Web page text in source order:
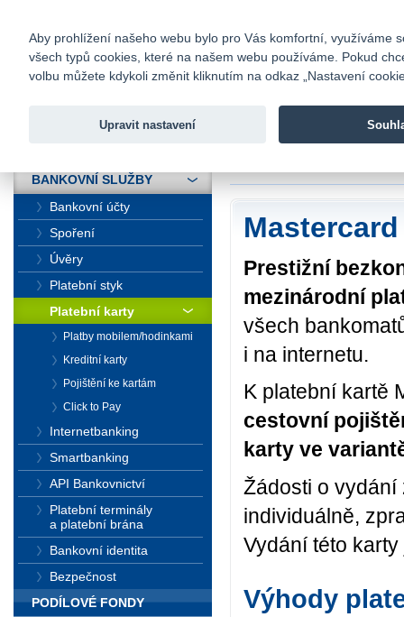
Fio banka
Fio banka
Prestižní
mezinárodní
všech
i na internetu.
K platební kartě
cestovní
karty ve
Žádosti o
individuálně,
Vydání této
Výhody
BANKOVNÍ SLUŽBY
Bankovní účty
Spoření
Úvěry
Platební styk
Platební karty
Platby mobilem/hodinkami
Kreditní karty
Pojištění ke kartám
Click to Pay
Internetbanking
Smartbanking
API Bankovnictví
Platební terminály
a platební brána
Bankovní identita
Bezpečnost
PODÍLOVÉ FONDY
Aby prohlížení našeho webu bylo pro Vás komfortní, využíváme
všech typů cookies, které na našem webu používáme. Pokud
volbu můžete kdykoli změnit kliknutím na odkaz „Nastavení
Upravit nastavení